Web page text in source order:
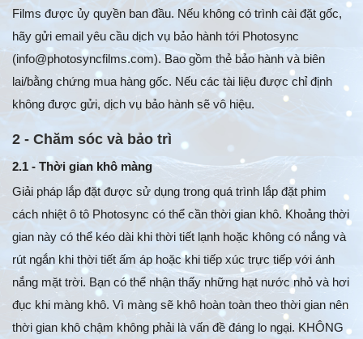
Films được ủy quyền ban đầu. Nếu không có trình cài đặt gốc,
hãy gửi email yêu cầu dịch vụ bảo hành tới Photosync
(info@photosyncfilms.com). Bao gồm thẻ bảo hành và biên
lai/bằng chứng mua hàng gốc. Nếu các tài liệu được chỉ định
không được gửi, dịch vụ bảo hành sẽ vô hiệu.
2 - Chăm sóc và bảo trì
2.1 - Thời gian khô màng
Giải pháp lắp đặt được sử dụng trong quá trình lắp đặt phim
cách nhiệt ô tô Photosync có thể cần thời gian khô. Khoảng thời
gian này có thể kéo dài khi thời tiết lạnh hoặc không có nắng và
rút ngắn khi thời tiết ấm áp hoặc khi tiếp xúc trực tiếp với ánh
nắng mặt trời. Bạn có thể nhận thấy những hạt nước nhỏ và hơi
đục khi màng khô. Vì màng sẽ khô hoàn toàn theo thời gian nên
thời gian khô chậm không phải là vấn đề đáng lo ngại. KHÔNG